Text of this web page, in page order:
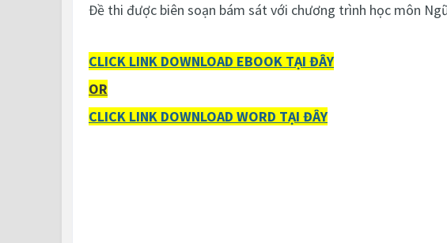
Đề thi được biên soạn bám sát với chương trình học môn
CLICK LINK DOWNLOAD EBOOK TẠI ĐÂY
OR
CLICK LINK DOWNLOAD WORD TẠI ĐÂY